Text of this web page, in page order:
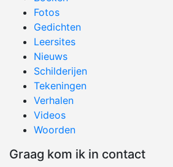
Fotos
Gedichten
Leersites
Nieuws
Schilderijen
Tekeningen
Verhalen
Videos
Woorden
Graag kom ik in contact